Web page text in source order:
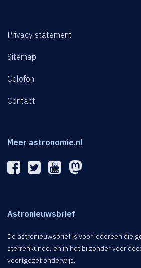
Privacy statement
Sitemap
Colofon
Contact
Meer astronomie.nl
Astronieuwsbrief
De astronieuwsbrief is voor iedereen die
sterrenkunde, en in het bijzonder voor
voortgezet onderwijs.